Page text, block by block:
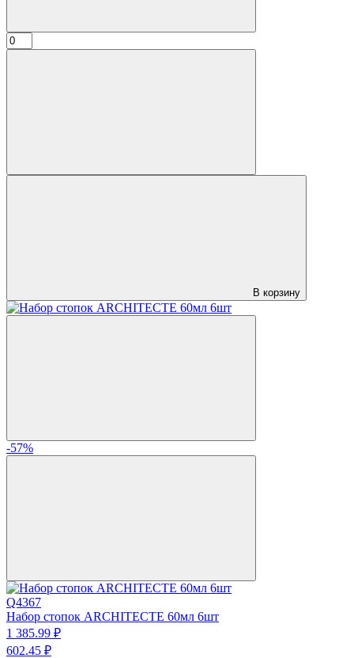
В корзину
-57%
Q4367
Набор стопок ARCHITECTE 60мл 6шт
1 385.99 ₽
602.45 ₽